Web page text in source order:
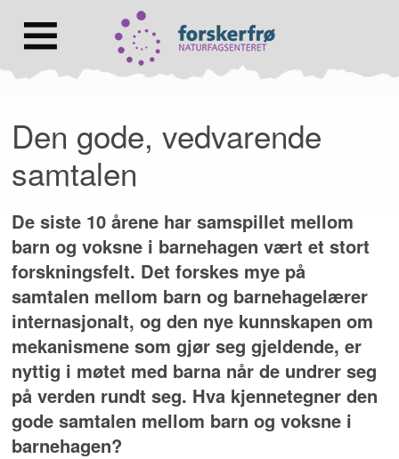
Hovedmeny
til
forsiden
Den gode, vedvarende
samtalen
De siste 10 årene har samspillet mellom
barn og voksne i barnehagen vært et stort
forskningsfelt. Det forskes mye på
samtalen mellom barn og barnehagelærer
internasjonalt, og den nye kunnskapen om
mekanismene som gjør seg gjeldende, er
nyttig i møtet med barna når de undrer seg
på verden rundt seg. Hva kjennetegner den
gode samtalen mellom barn og voksne i
barnehagen?